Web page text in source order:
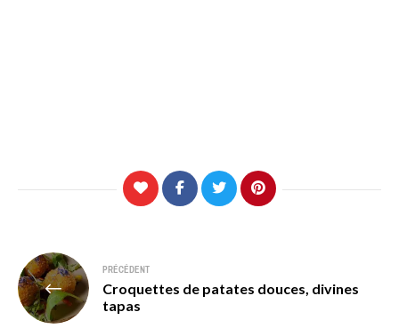
Navigation
de
l’article
PRÉCÉDENT
Croquettes de patates douces, divines
tapas